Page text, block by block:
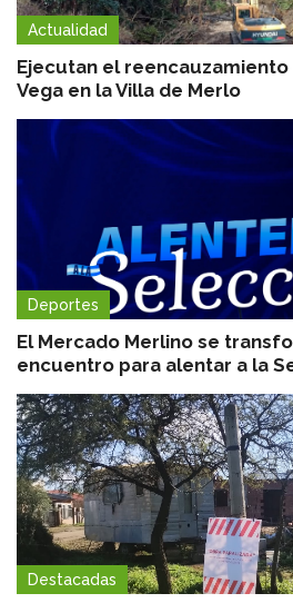
Actualidad
Ejecutan el
Vega en la Villa de Merlo
Deportes
El Mercado Merlino se
encuentro para alentar a la
Destacadas